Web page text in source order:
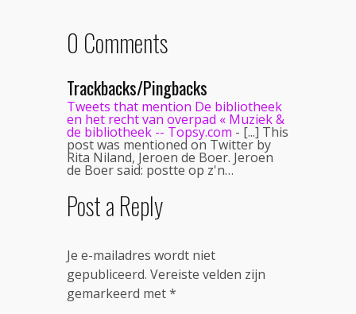
0 Comments
Trackbacks/Pingbacks
Tweets that mention De bibliotheek
en het recht van overpad « Muziek &
de bibliotheek -- Topsy.com - [...] This
post was mentioned on Twitter by
Rita Niland, Jeroen de Boer. Jeroen
de Boer said: postte op z'n…
Post a Reply
Je e-mailadres wordt niet
gepubliceerd. Vereiste velden zijn
gemarkeerd met*